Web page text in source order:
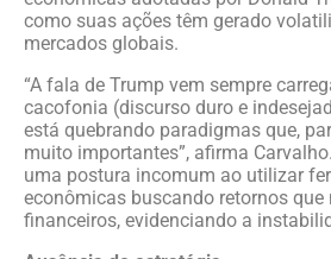
como suas ações têm gerado
mercados globais.
“A fala de Trump vem sempre
cacofonia (discurso duro e
está quebrando paradigmas que,
muito importantes”, afirma
uma postura incomum ao utilizar
econômicas buscando retornos que
financeiros, evidenciando a